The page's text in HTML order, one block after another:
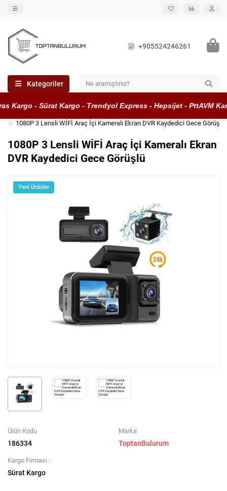
+905524246261
Kategoriler
Kargo - Sürat Kargo - Trendyol Express - Hepsijet - PttAVM
1080P 3 Lensli WİFİ Araç İçi Kameralı Ekran DVR Kaydedici Gece Görüşlü
1080P 3 Lensli WİFİ Araç İçi Kameralı Ekran
DVR Kaydedici Gece Görüşlü
Yeni Ürünler
Ürün Kodu
186334
Marka
ToptanBulurum
Kargo Firması :
Sürat Kargo